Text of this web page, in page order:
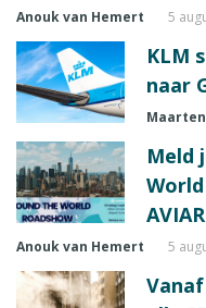
Anouk van Hemert 5
KLM
naar
Meld
Anouk van Hemert 5